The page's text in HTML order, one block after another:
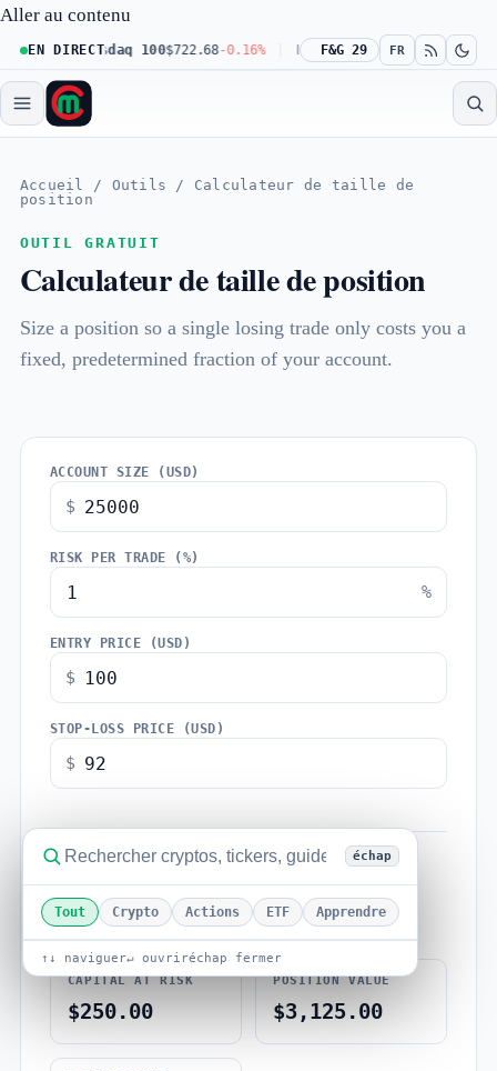
Aller au contenu
EN DIRECTNasdaq 100$722.68-0.16% Dow 30$541.67 +0.23%
F&G 29 FR
échap
Tout Crypto Actions ETF Apprendre
↑↓ naviguer↵ ouvriréchap fermer
Accueil / Outils /
Calculateur de taille de
position
OUTIL GRATUIT
Calculateur de taille de position
Size a position so a single losing trade only costs you a
fixed, predetermined fraction of your account.
ACCOUNT SIZE (USD)
$
RISK PER TRADE (%)
%
ENTRY PRICE (USD)
$
STOP-LOSS PRICE (USD)
$
POSITION SIZE
31.25
units (max for your risk budget)
CAPITAL AT RISK
$250.00
POSITION VALUE
$3,125.00